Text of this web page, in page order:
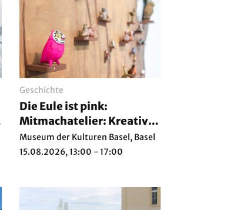
Geschichte
Die Eule ist pink:
Mitmachatelier: Kreativ-
Box mit Betreuung
Museum der Kulturen Basel, Basel
15.08.2026, 13:00 - 17:00